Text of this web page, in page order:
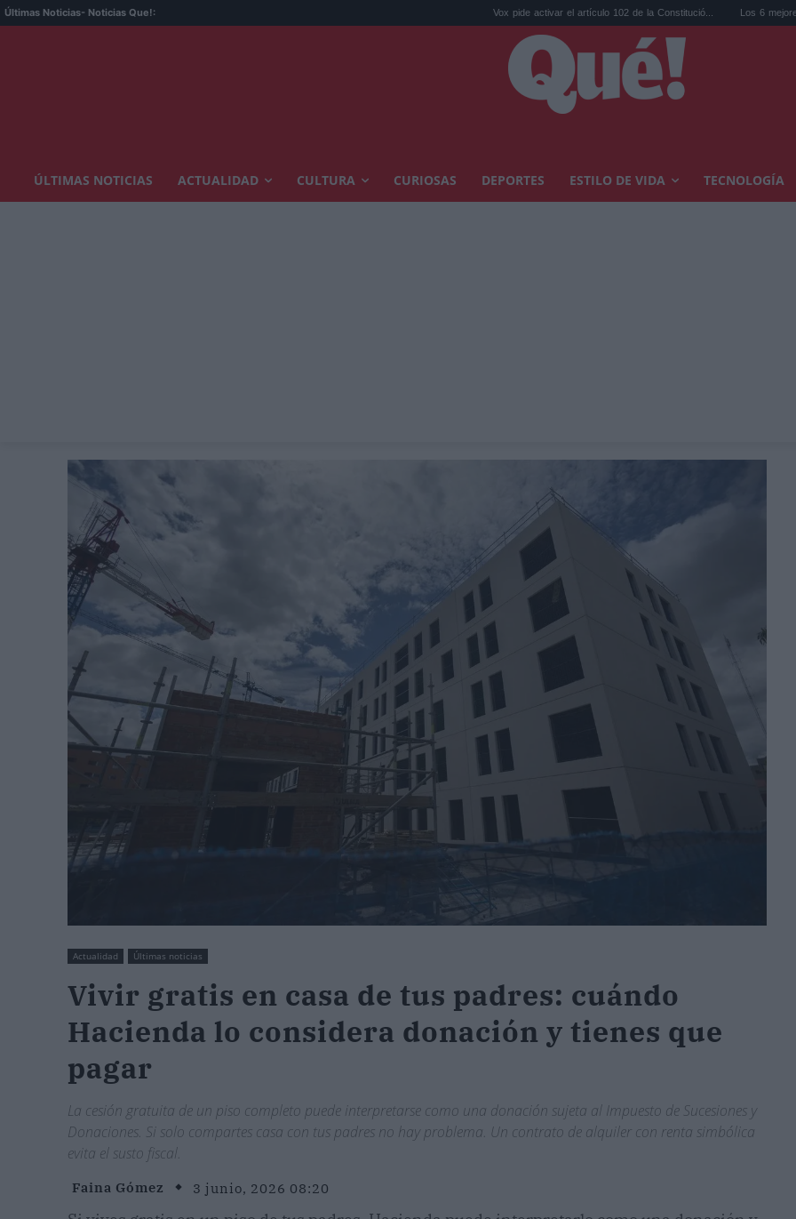
Últimas Noticias- Noticias Que!: Vox pide activar el artículo 102 de la Constitució... Los 6 mejores aceites de
ÚLTIMAS NOTICIAS ACTUALIDAD CULTURA CURIOSAS DEPORTES ESTILO DE VIDA TECNOLOGÍA
Actualidad Últimas noticias
Vivir gratis en casa de tus padres: cuándo
Hacienda lo considera donación y tienes que
pagar
La cesión gratuita de un piso completo puede interpretarse como una donación sujeta al Impuesto de Sucesiones y
Donaciones. Si solo compartes casa con tus padres no hay problema. Un contrato de alquiler con renta simbólica
evita el susto fiscal.
Faina Gómez 3 junio, 2026 08:20